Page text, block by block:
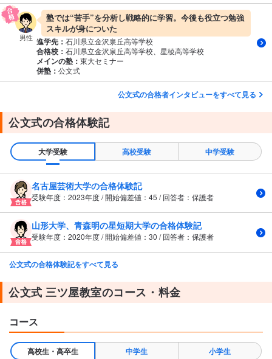
男性
塾では“苦手”を分析し戦略的に学習。今後も役立つ勉強
スキルが身についた
進学先： 石川県立金沢泉丘高等学校
合格校： 石川県立金沢泉丘高等学校、星稜高等学校
メインの塾： 東大セミナー
併塾： 公文式
公文式の合格者インタビューをすべて見る
公文式の合格体験記
大学受験 高校受験 中学受験
名古屋芸術大学の合格体験記
受験年度：2023年度 / 開始偏差値：45 / 回答者：保護者
山形大学、青森明の星短期大学の合格体験記
受験年度：2020年度 / 開始偏差値：30 / 回答者：保護者
公文式の合格体験記をすべて見る
公文式 三ツ屋教室のコース・料金
コース
高校生・高卒生 中学生 小学生